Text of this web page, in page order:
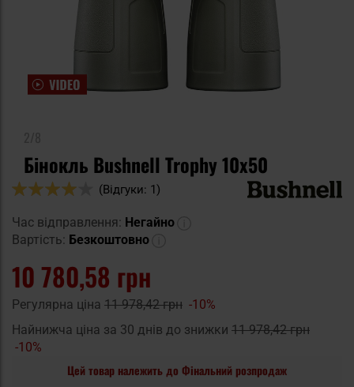
Бінокль Bushnell Trophy 10x50
Оцінка:
(Відгуки: 1)
Час відправлення: Негайно
Вартість: Безкоштовно
10 780,58 грн
Регулярна ціна 11 978,42 грн -10%
Найнижча ціна за 30 днів до знижки 11 978,42 грн
-10%
Цей товар належить до Фінальний розпродаж